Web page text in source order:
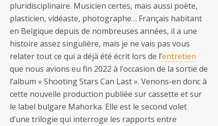
pluridisciplinaire. Musicien certes, mais aussi poète,
plasticien, vidéaste, photographe… Français habitant
en Belgique depuis de nombreuses années, il a une
histoire assez singulière, mais je ne vais pas vous
relater tout ce qui a déjà été écrit lors de l’entretien
que nous avions eu fin 2022 à l’occasion de la sortie de
l’album « Shooting Stars Can Last ». Venons-en donc à
cette nouvelle production publiée sur cassette et sur
le label bulgare Mahorka. Elle est le second volet
d’une trilogie qui interroge les rapports entre